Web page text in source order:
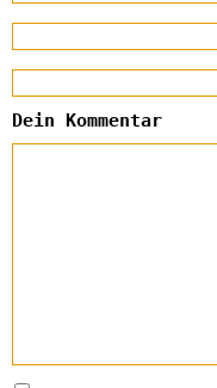
Dein Kommentar